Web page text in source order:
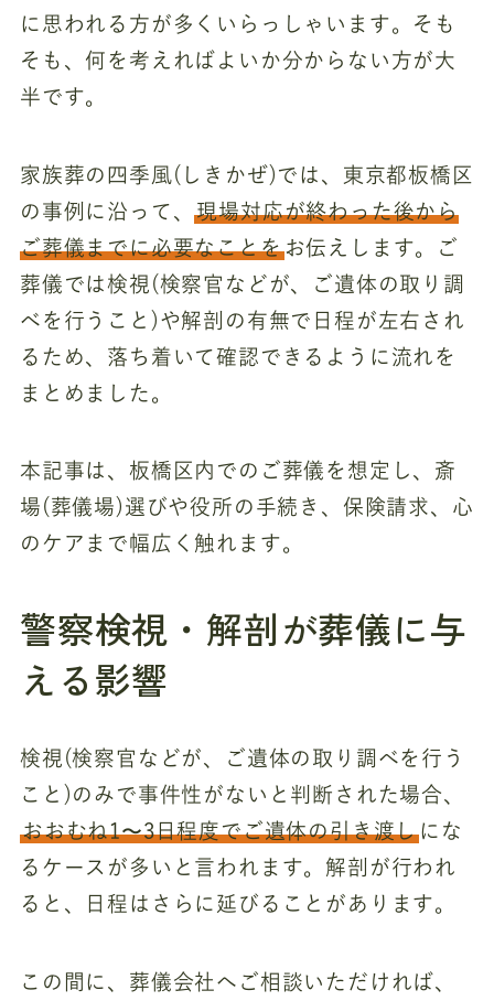
に思われる方が多くいらっしゃいます。そも
そも、何を考えればよいか分からない方が大
半です。
家族葬の四季風(しきかぜ)では、東京都板橋区
の事例に沿って、現場対応が終わった後から
ご葬儀までに必要なことをお伝えします。ご
葬儀では検視(検察官などが、ご遺体の取り調
べを行うこと)や解剖の有無で日程が左右され
るため、落ち着いて確認できるように流れを
まとめました。
本記事は、板橋区内でのご葬儀を想定し、斎
場(葬儀場)選びや役所の手続き、保険請求、心
のケアまで幅広く触れます。
警察検視・解剖が葬儀に与
える影響
検視(検察官などが、ご遺体の取り調べを行う
こと)のみで事件性がないと判断された場合、
おおむね1〜3日程度でご遺体の引き渡しにな
るケースが多いと言われます。解剖が行われ
ると、日程はさらに延びることがあります。
この間に、葬儀会社へご相談いただければ、